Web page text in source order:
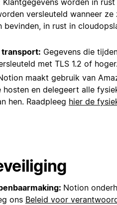
versleuteld wanneer
bevinden, in rust in
Gegevens die
met TLS 1.2 of
maakt gebruik van
en delegeert alle
hen. Raadpleeg hier de
Notion
ons Beleid voor